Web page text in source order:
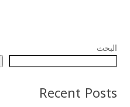
البحث
Recent Posts